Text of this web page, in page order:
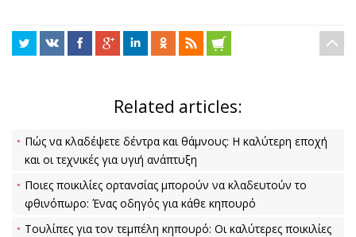
Related articles:
Πώς να κλαδέψετε δέντρα και θάμνους: Η καλύτερη εποχή
και οι τεχνικές για υγιή ανάπτυξη
Ποιες ποικιλίες ορτανσίας μπορούν να κλαδευτούν το
φθινόπωρο: Ένας οδηγός για κάθε κηπουρό
Τουλίπες για τον τεμπέλη κηπουρό: Οι καλύτερες ποικιλίες